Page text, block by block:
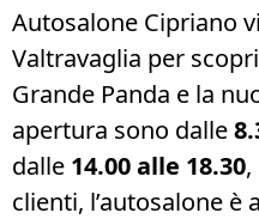
Autosalone Cipriano
Valtravaglia per
Grande Panda e la
apertura sono dalle
dalle 14.00 alle 18.30
clienti, l’autosalone è